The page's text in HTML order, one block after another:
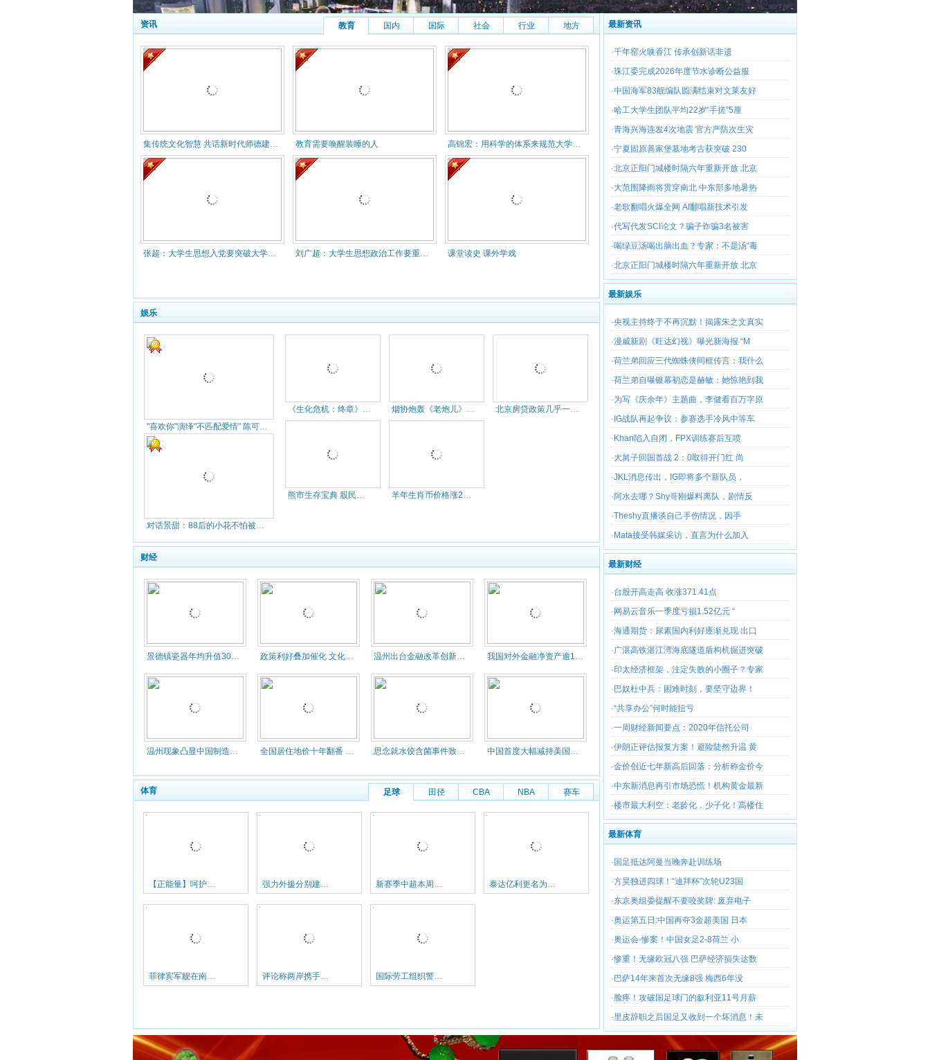
资讯 教育 国内 国际 社会 行业 地方
教育需要唤醒装睡的人
课堂读史 课外学戏
娱乐
财经
体育 足球 田径 CBA NBA 赛车
最新资讯
·千年窑火映香江 传承创新话非遗
·珠江委完成2026年度节水诊断公益服
·中国海军83舰编队圆满结束对文莱友好
·哈工大学生团队平均22岁“手搓”5厘
·青海兴海连发4次地震 官方严防次生灾
·宁夏固原善家堡墓地考古获突破 230
·北京正阳门城楼时隔六年重新开放 北京
·大范围降雨将贯穿南北 中东部多地暑热
·老歌翻唱火爆全网 AI翻唱新技术引发
·代写代发SCI论文？骗子诈骗3名被害
·喝绿豆汤喝出脑出血？专家：不是汤“毒
·北京正阳门城楼时隔六年重新开放 北京
最新娱乐
·央视主持终于不再沉默！揭露朱之文真实
·漫威新剧《旺达幻视》曝光新海报 “M
·荷兰弟回应三代蜘蛛侠同框传言：我什么
·荷兰弟自曝银幕初恋是赫敏：她惊艳到我
·为写《庆余年》主题曲，李健看百万字原
·IG战队再起争议：参赛选手冷风中等车
·Khan陷入自闭，FPX训练赛后互喷
·大舅子回国首战 2：0取得开门红 尚
·JKL消息传出，IG即将多个新队员，
·阿水去哪？Shy哥刚爆料离队，剧情反
·Theshy直播谈自己手伤情况，因手
·Mata接受韩媒采访，直言为什么加入
最新财经
·台股开高走高 收涨371.41点
·网易云音乐一季度亏损1.52亿元 “
·海通期货：尿素国内利好逐渐兑现 出口
·广湛高铁湛江湾海底隧道盾构机掘进突破
·印太经济框架，注定失败的小圈子？专家
·巴奴杜中兵：困难时刻，要坚守边界！
·“共享办公”何时能扭亏
·一周财经新闻要点：2020年信托公司
·伊朗正评估报复方案！避险陡然升温 黄
·金价创近七年新高后回落：分析称金价今
·中东新消息再引市场恐慌！机构黄金最新
·楼市最大利空：老龄化，少子化！高楼住
最新体育
·国足抵达阿曼当晚奔赴训练场
·方昊独进四球！“迪拜杯”次轮U23国
·东京奥组委提醒不要咬奖牌: 废弃电子
·奥运第五日:中国再夺3金超美国 日本
·奥运会-惨案！中国女足2-8荷兰 小
·惨重！无缘欧冠八强 巴萨经济损失达数
·巴萨14年来首次无缘8强 梅西6年没
·脸疼！攻破国足球门的叙利亚11号月薪
·里皮辞职之后国足又收到一个坏消息！未